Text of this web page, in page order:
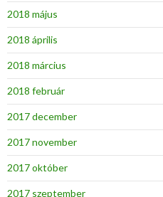
2018 május
2018 április
2018 március
2018 február
2017 december
2017 november
2017 október
2017 szeptember